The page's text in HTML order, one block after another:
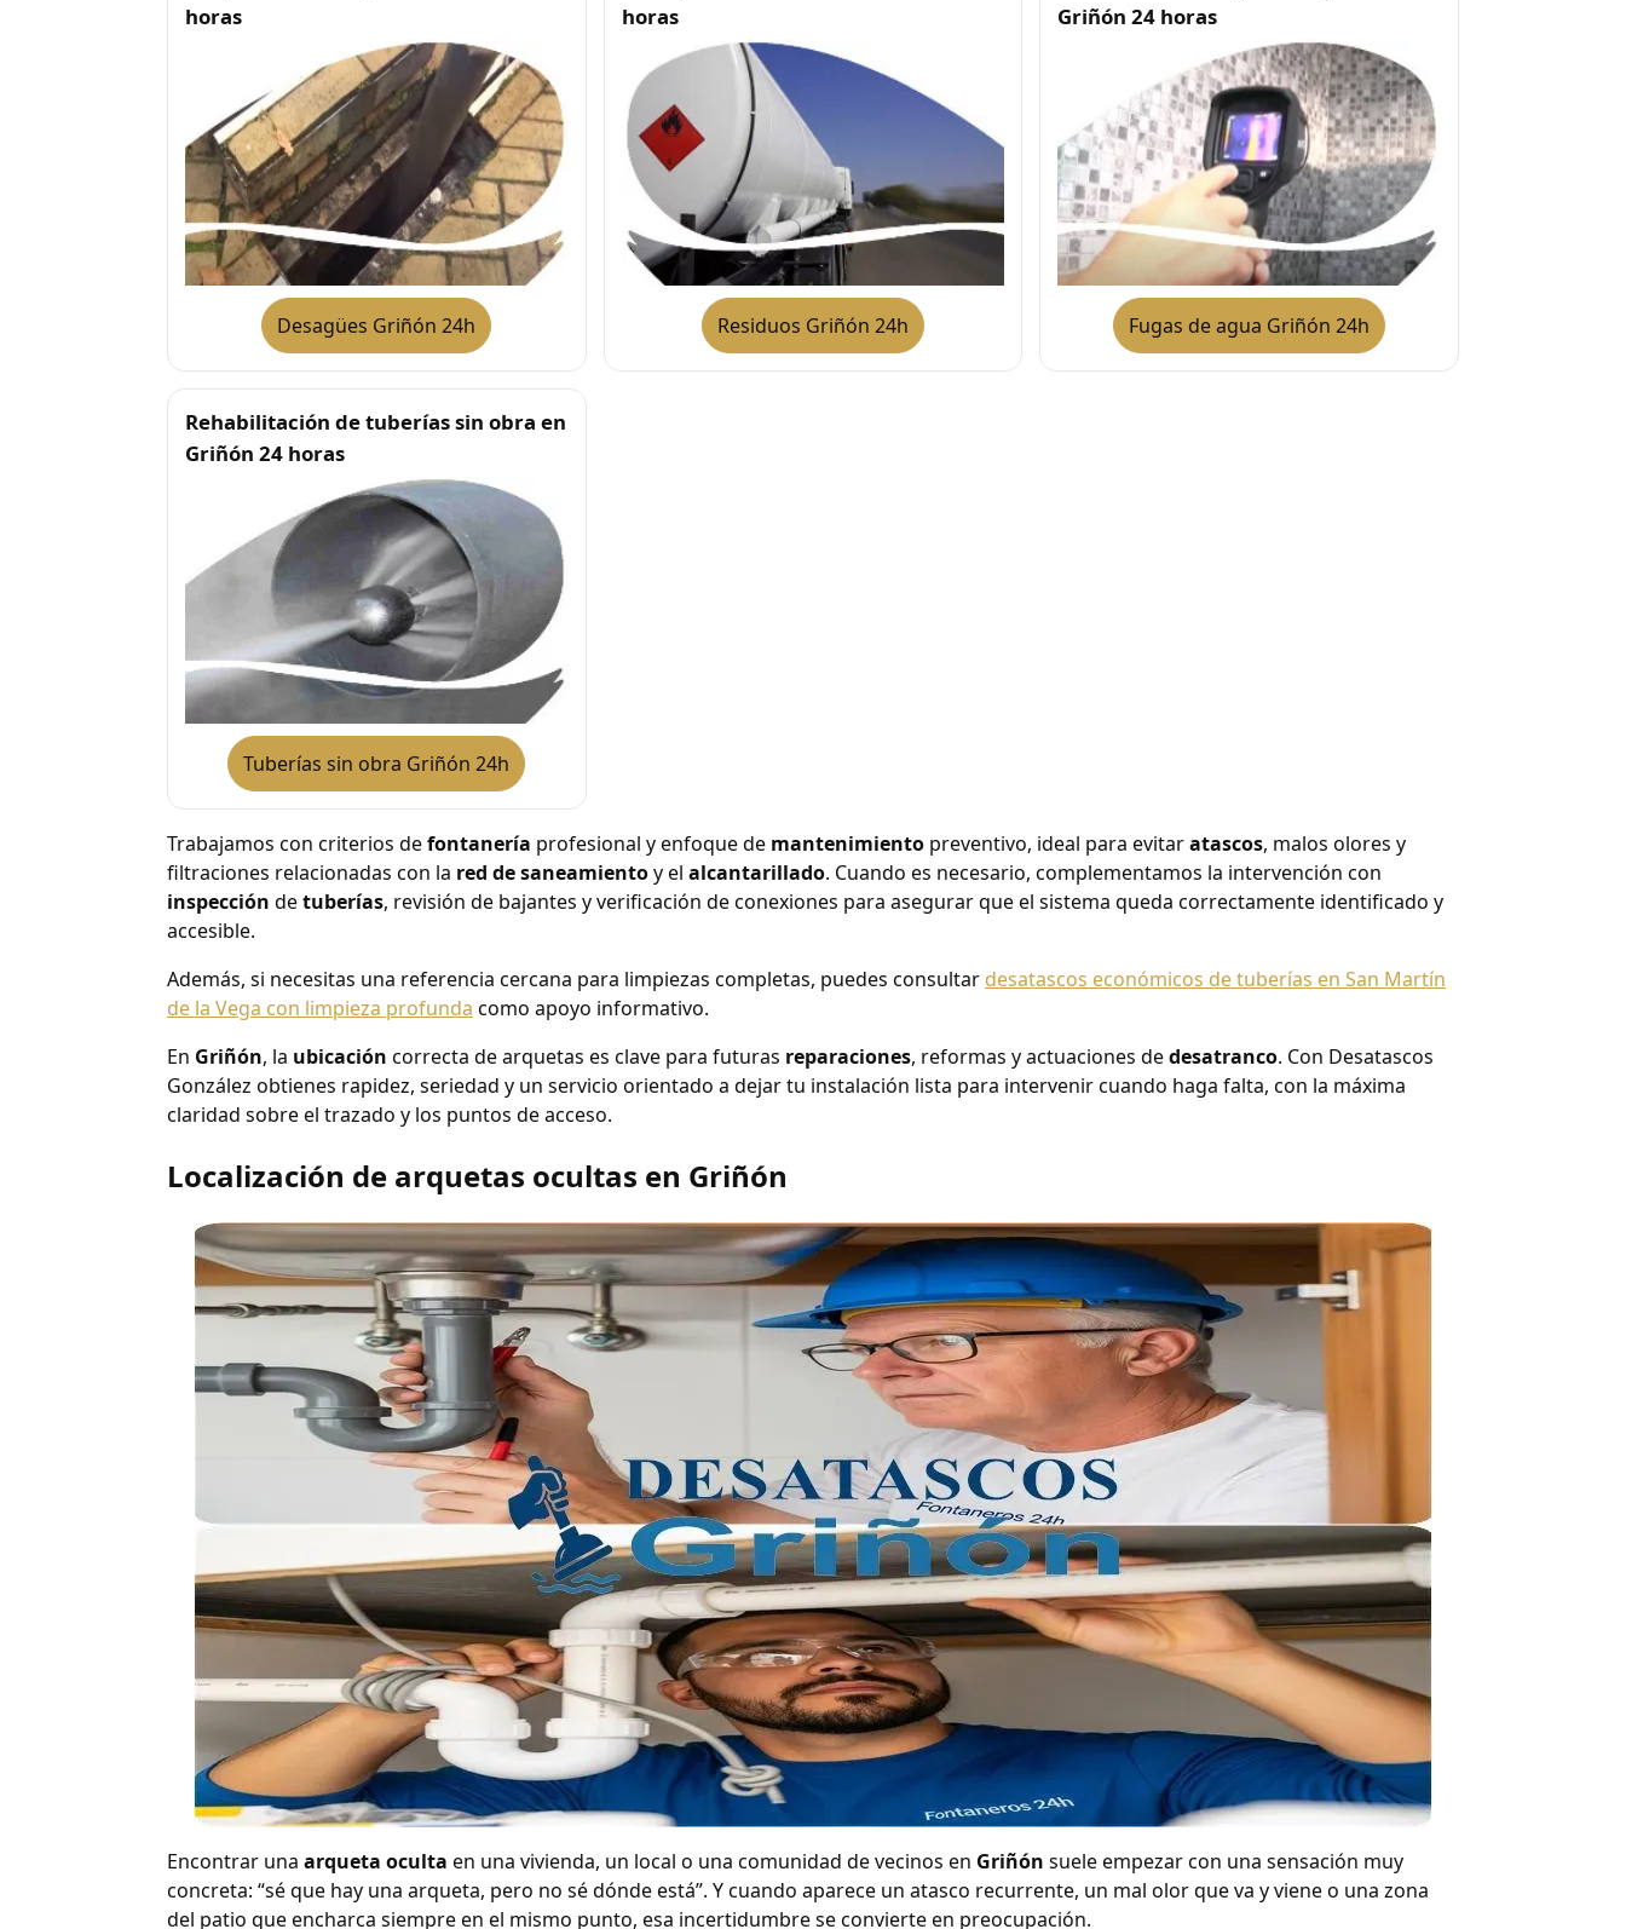
horas
Desagües Griñón 24h
horas
Residuos Griñón 24h
Griñón 24 horas
Fugas de agua Griñón 24h
Rehabilitación de tuberías sin obra en
Griñón 24 horas
Tuberías sin obra Griñón 24h
Trabajamos con criterios defontanería profesional y enfoque de mantenimiento preventivo, ideal para evitaratascos, malos olores y
filtraciones relacionadas con la red de saneamientoy el alcantarillado. Cuando es necesario, complementamos la intervención con
inspección detuberías, revisión de bajantes y verificación de conexiones para asegurar que el sistema queda correctamente identificado y
accesible.
Además, si necesitas una referencia cercana para limpiezas completas, puedes consultar desatascos económicos de tuberías en San Martín
de la Vega con limpieza profunda como apoyo informativo.
En Griñón, la ubicación correcta de arquetas es clave para futuras reparaciones, reformas y actuaciones dedesatranco. Con Desatascos
González obtienes rapidez, seriedad y un servicio orientado a dejar tu instalación lista para intervenir cuando haga falta, con la máxima
claridad sobre el trazado y los puntos de acceso.
Localización de arquetas ocultas en Griñón
Encontrar una arqueta oculta en una vivienda, un local o una comunidad de vecinos en Griñón suele empezar con una sensación muy
concreta: “sé que hay una arqueta, pero no sé dónde está”. Y cuando aparece un atasco recurrente, un mal olor que va y viene o una zona
del patio que encharca siempre en el mismo punto, esa incertidumbre se convierte en preocupación.